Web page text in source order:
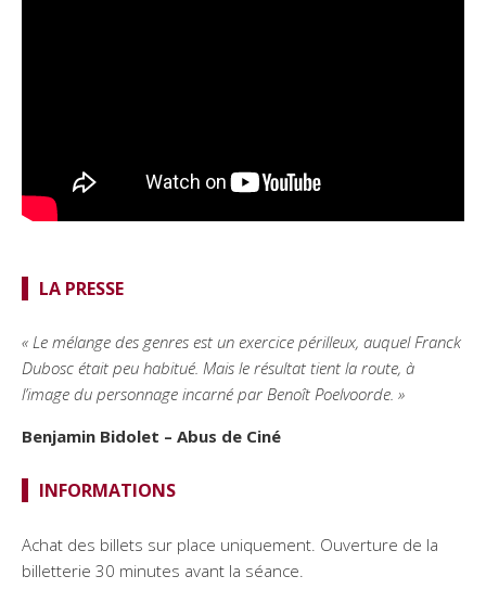
LA PRESSE
« Le mélange des genres est un exercice périlleux, auquel Franck
Dubosc était peu habitué. Mais le résultat tient la route, à
l’image du personnage incarné par Benoît Poelvoorde. »
Benjamin Bidolet – Abus de Ciné
INFORMATIONS
Achat des billets sur place uniquement. Ouverture de la
billetterie 30 minutes avant la séance.